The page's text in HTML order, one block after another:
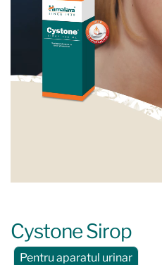
Cystone Sirop
Pentru aparatul urinar